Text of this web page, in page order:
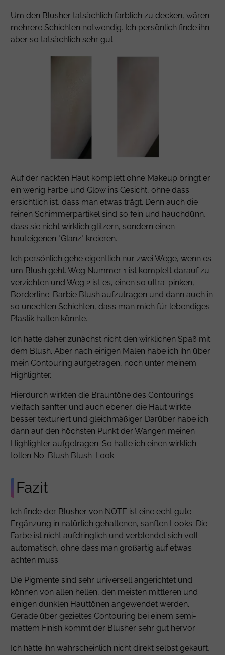
Um den Blusher tatsächlich farblich zu decken, wären
mehrere Schichten notwendig. Ich persönlich finde ihn
aber so tatsächlich sehr gut.
Auf der nackten Haut komplett ohne Makeup bringt er
ein wenig Farbe und Glow ins Gesicht, ohne dass
ersichtlich ist, dass man etwas trägt. Denn auch die
feinen Schimmerpartikel sind so fein und hauchdünn,
dass sie nicht wirklich glitzern, sondern einen
hauteigenen "Glanz" kreieren.
Ich persönlich gehe eigentlich nur zwei Wege, wenn es
um Blush geht. Weg Nummer 1 ist komplett darauf zu
verzichten und Weg 2 ist es, einen so ultra-pinken,
Borderline-Barbie Blush aufzutragen und dann auch in
so unechten Schichten, dass man mich für lebendiges
Plastik halten könnte.
Ich hatte daher zunächst nicht den wirklichen Spaß mit
dem Blush. Aber nach einigen Malen habe ich ihn über
mein Contouring aufgetragen, noch unter meinem
Highlighter.
Hierdurch wirkten die Brauntöne des Contourings
vielfach sanfter und auch ebener; die Haut wirkte
besser texturiert und gleichmäßiger. Darüber habe ich
dann auf den höchsten Punkt der Wangen meinen
Highlighter aufgetragen. So hatte ich einen wirklich
tollen No-Blush Blush-Look.
Fazit
Ich finde der Blusher von NOTE ist eine echt gute
Ergänzung in natürlich gehaltenen, sanften Looks. Die
Farbe ist nicht aufdringlich und verblendet sich voll
automatisch, ohne dass man großartig auf etwas
achten muss.
Die Pigmente sind sehr universell angerichtet und
können von allen hellen, den meisten mittleren und
einigen dunklen Hauttönen angewendet werden.
Gerade über gezieltes Contouring bei einem semi-
mattem Finish kommt der Blusher sehr gut hervor.
Ich hätte ihn wahrscheinlich nicht direkt selbst gekauft,